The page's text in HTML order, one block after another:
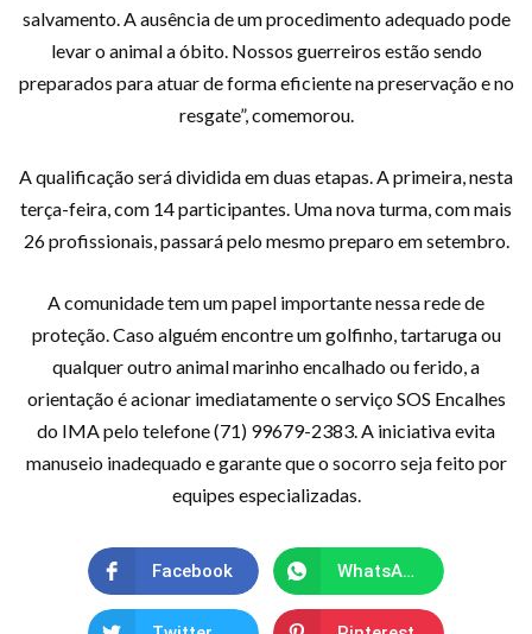
salvamento. A ausência de um procedimento adequado pode
levar o animal a óbito. Nossos guerreiros estão sendo
preparados para atuar de forma eficiente na preservação e no
resgate”, comemorou.
A qualificação será dividida em duas etapas. A primeira, nesta
terça-feira, com 14 participantes. Uma nova turma, com mais
26 profissionais, passará pelo mesmo preparo em setembro.
A comunidade tem um papel importante nessa rede de
proteção. Caso alguém encontre um golfinho, tartaruga ou
qualquer outro animal marinho encalhado ou ferido, a
orientação é acionar imediatamente o serviço SOS Encalhes
do IMA pelo telefone (71) 99679-2383. A iniciativa evita
manuseio inadequado e garante que o socorro seja feito por
equipes especializadas.
Facebook WhatsApp